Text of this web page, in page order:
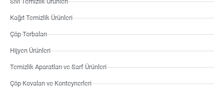
Kağıt Temizlik Ürünleri
Çöp Torbaları
Hijyen Ürünleri
Temizlik Aparatları ve Sarf Ürünleri
Çöp Kovaları ve Konteynerleri